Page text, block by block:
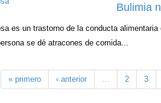
Bulimia
es un trastorno de la conducta
se dé atracones de comida...
« primero ‹ anterior 2 3